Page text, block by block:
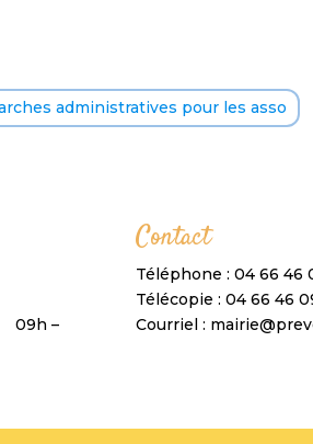
administratives pour les asso
–
Contact
Téléphone : 04 66 46
Télécopie : 04 66 46
Courriel :